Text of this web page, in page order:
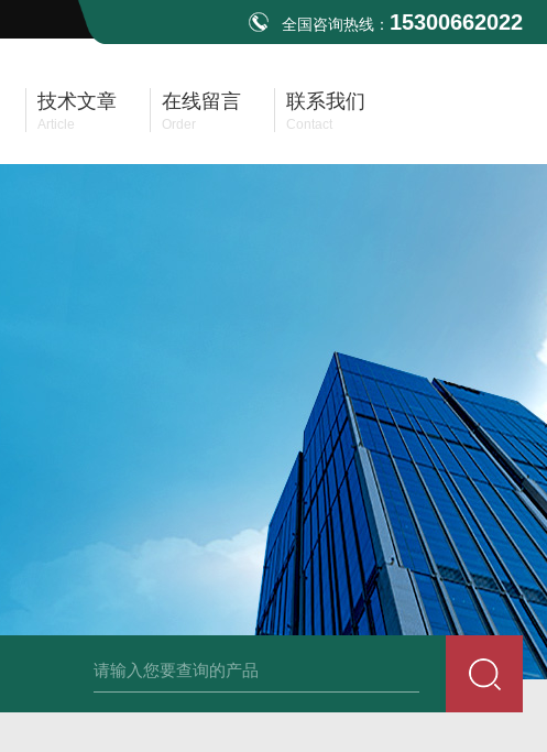
全国咨询热线： 15300662022
技术文章
Article
在线留言
Order
联系我们
Contact
SCS食品厂不锈钢电子地磅 3吨可冲洗电子平台秤 带检重报警输送线75kg